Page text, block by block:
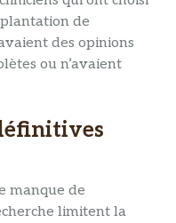
de
des opinions
ou n’avaient
manque de
limitent la